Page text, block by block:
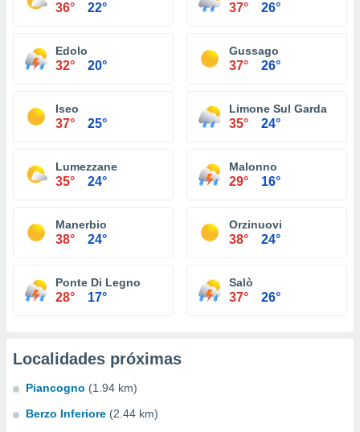
36° 22° 37° 26°
Edolo
32° 20°
Gussago
37° 26°
Iseo
37° 25°
Limone Sul Garda
35° 24°
Lumezzane
35° 24°
Malonno
29° 16°
Manerbio
38° 24°
Orzinuovi
38° 24°
Ponte Di Legno
28° 17°
Salò
37° 26°
Localidades próximas
Piancogno (1.94 km)
Berzo Inferiore (2.44 km)